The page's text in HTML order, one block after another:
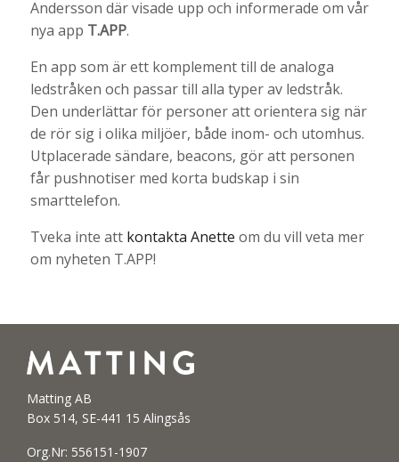
Andersson där visade upp och informerade om vår
nya app T.APP.
En app som är ett komplement till de analoga
ledstråken och passar till alla typer av ledstråk.
Den underlättar för personer att orientera sig när
de rör sig i olika miljöer, både inom- och utomhus.
Utplacerade sändare, beacons, gör att personen
får pushnotiser med korta budskap i sin
smarttelefon.
Tveka inte att kontakta Anette om du vill veta mer
om nyheten T.APP!
Matting AB
Box 514, SE-441 15 Alingsås
Org.Nr: 556151-1907